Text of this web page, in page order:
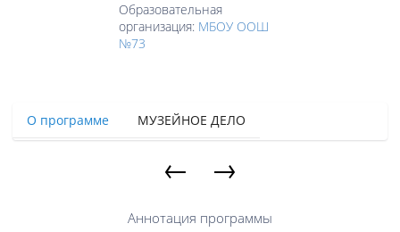
Образовательная
организация: МБОУ ООШ
№73
О программе МУЗЕЙНОЕ ДЕЛО
← →
Аннотация программы